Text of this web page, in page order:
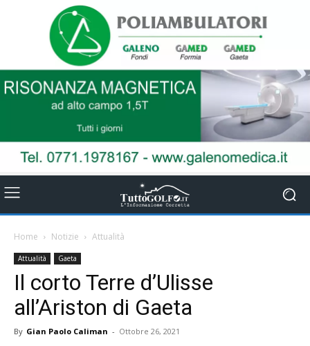
Home Notizie Attualità
Attualità Gaeta
Il corto Terre d’Ulisse
all’Ariston di Gaeta
By Gian Paolo Caliman - Ottobre 26, 2021